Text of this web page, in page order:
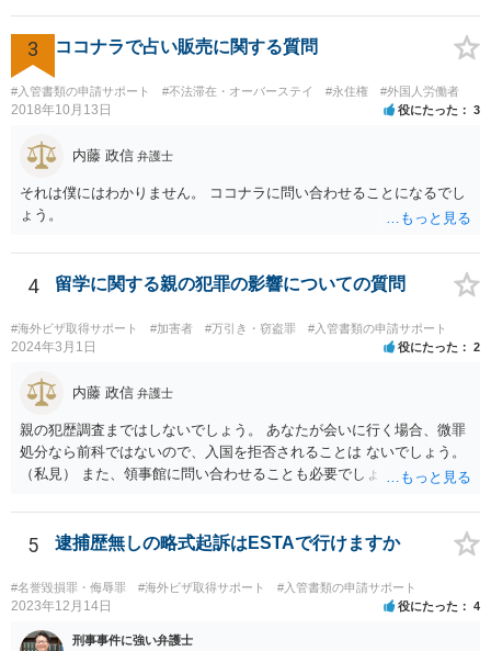
たりでしょうか。
3 ココナラで占い販売に関する質問
#入管書類の申請サポート #不法滞在・オーバーステイ #永住権 #外国人労働者
2018年10月13日 役にたった 3
内藤 政信 弁護士
それは僕にはわかりません。 ココナラに問い合わせることになるでし
ょう。
4 留学に関する親の犯罪の影響についての質問
#海外ビザ取得サポート #加害者 #万引き・窃盗罪 #入管書類の申請サポート
2024年3月1日 役にたった 2
内藤 政信 弁護士
親の犯歴調査まではしないでしょう。 あなたが会いに行く場合、微罪
処分なら前科ではないので、入国を拒否されることは ないでしょう。
（私見） また、領事館に問い合わせることも必要でしょう。
5 逮捕歴無しの略式起訴はESTAで行けますか
#名誉毀損罪・侮辱罪 #海外ビザ取得サポート #入管書類の申請サポート
2023年12月14日 役にたった 4
刑事事件に強い弁護士